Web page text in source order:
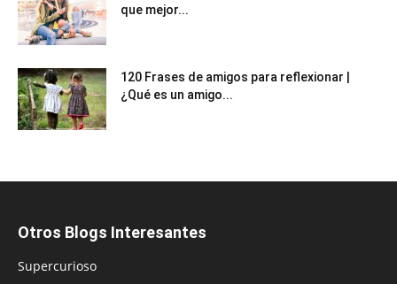
que mejor...
120 Frases de amigos para reflexionar |
¿Qué es un amigo...
Otros Blogs Interesantes
Supercurioso